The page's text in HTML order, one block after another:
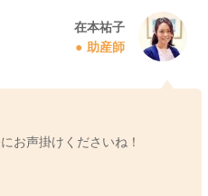
在本祐子
助産師
お声掛けくださいね！